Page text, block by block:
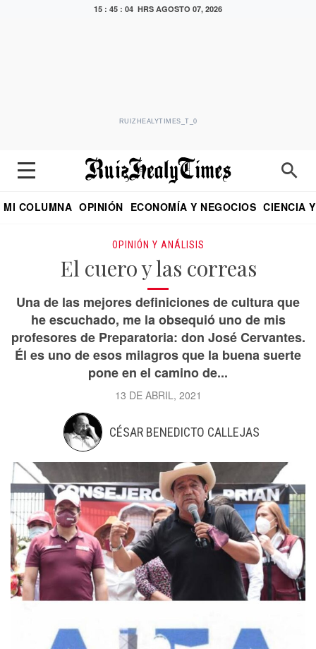
15 : 45 : 06 HRS AGOSTO 07, 2026
RUIZHEALYTIMES_T_0
MI COLUMNA OPINIÓN ECONOMÍA Y NEGOCIOS CIENCIA
OPINIÓN Y ANÁLISIS
El cuero y las correas
Una de las mejores definiciones de cultura que
he escuchado, me la obsequió uno de mis
profesores de Preparatoria: don José Cervantes.
Él es uno de esos milagros que la buena suerte
pone en el camino de...
13 DE ABRIL, 2021
CÉSAR BENEDICTO CALLEJAS